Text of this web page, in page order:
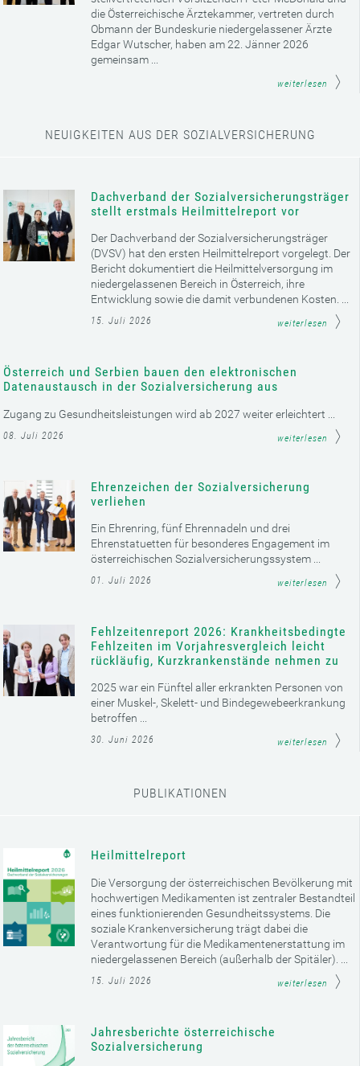
die Österreichische Ärztekammer, vertreten durch
Obmann der Bundeskurie niedergelassener Ärzte
Edgar Wutscher, haben am 22. Jänner 2026
gemeinsam ...
weiterlesen
NEUIGKEITEN AUS DER SOZIALVERSICHERUNG
Dachverband der Sozialversicherungsträger
stellt erstmals Heilmittelreport vor
Der Dachverband der Sozialversicherungsträger
(DVSV) hat den ersten Heilmittelreport vorgelegt. Der
Bericht dokumentiert die Heilmittelversorgung im
niedergelassenen Bereich in Österreich, ihre
Entwicklung sowie die damit verbundenen Kosten. ...
15. Juli 2026 weiterlesen
Österreich und Serbien bauen den elektronischen
Datenaustausch in der Sozialversicherung aus
Zugang zu Gesundheitsleistungen wird ab 2027 weiter erleichtert ...
08. Juli 2026 weiterlesen
Ehrenzeichen der Sozialversicherung
verliehen
Ein Ehrenring, fünf Ehrennadeln und drei
Ehrenstatuetten für besonderes Engagement im
österreichischen Sozialversicherungssystem ...
01. Juli 2026 weiterlesen
Fehlzeitenreport 2026: Krankheitsbedingte
Fehlzeiten im Vorjahresvergleich leicht
rückläufig, Kurzkrankenstände nehmen zu
2025 war ein Fünftel aller erkrankten Personen von
einer Muskel-, Skelett- und Bindegewebeerkrankung
betroffen ...
30. Juni 2026 weiterlesen
PUBLIKATIONEN
Heilmittelreport
Die Versorgung der österreichischen Bevölkerung mit
hochwertigen Medikamenten ist zentraler Bestandteil
eines funktionierenden Gesundheitssystems. Die
soziale Krankenversicherung trägt dabei die
Verantwortung für die Medikamentenerstattung im
niedergelassenen Bereich (außerhalb der Spitäler). ...
15. Juli 2026 weiterlesen
Jahresberichte österreichische
Sozialversicherung